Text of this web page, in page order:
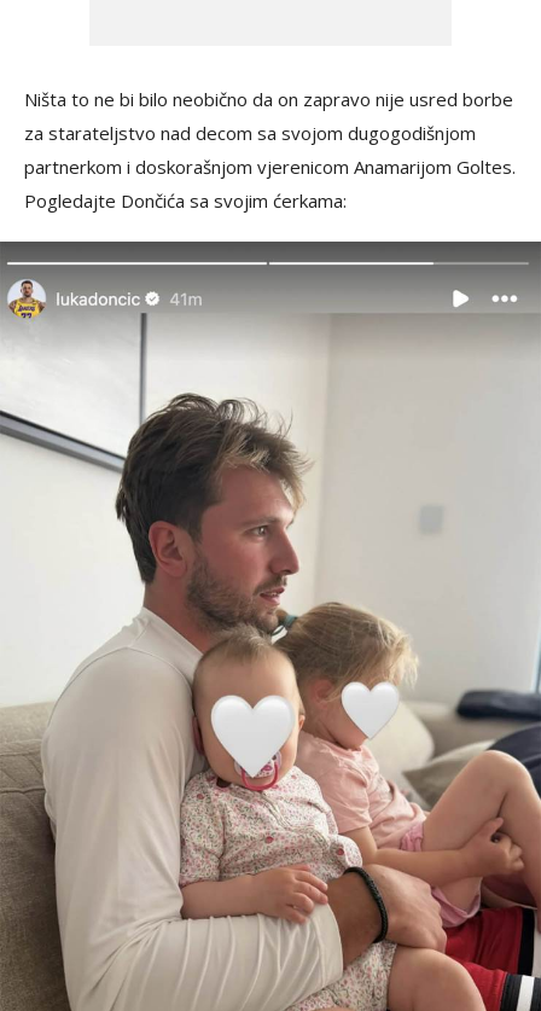
Ništa to ne bi bilo neobično da on zapravo nije usred borbe
za starateljstvo nad decom sa svojom dugogodišnjom
partnerkom i doskorašnjom vjerenicom Anamarijom Goltes.
Pogledajte Dončića sa svojim ćerkama: